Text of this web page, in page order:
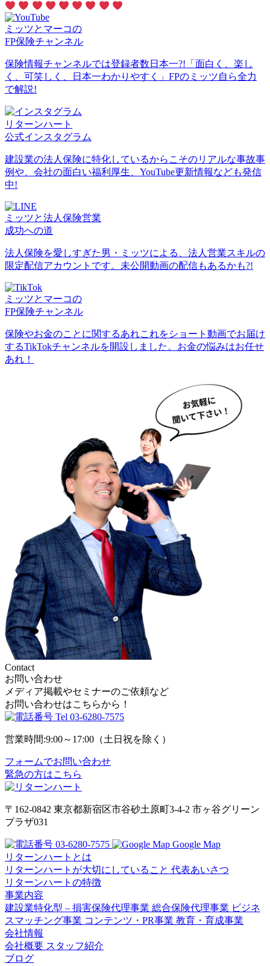
ミッツとマーコの
FP保険チャンネル
保険情報チャンネルでは登録者数日本一?!「面白く、楽し
く、可笑しく、日本一わかりやすく」FPのミッツ自ら全力
で解説!
リターンハート
公式インスタグラム
建設業の法人保険に特化しているからこそのリアルな事故事
例や、会社の面白い福利厚生、YouTube更新情報なども発信
中!
ミッツと法人保険営業
成功への道
法人保険を愛しすぎた男・ミッツによる、法人営業スキルの
限定配信アカウントです。未公開動画の配信もあるかも?!
ミッツとマーコの
FP保険チャンネル
保険やお金のことに関するあれこれをショート動画でお届け
するTikTokチャンネルを開設しました。お金の悩みはお任せ
あれ！
Contact
お問い合わせ
メディア掲載やセミナーのご依頼など
お問い合わせはこちらから！
Tel 03-6280-7575
営業時間:9:00～17:00（土日祝を除く）
フォームでお問い合わせ
緊急の方はこちら
〒162-0842 東京都新宿区市谷砂土原町3-4-2 市ヶ谷グリーン
プラザ031
03-6280-7575
Google Map
リターンハートとは
リターンハートが大切にしていること 代表あいさつ
リターンハートの特徴
事業内容
建設業特化型 – 損害保険代理事業 総合保険代理事業 ビジネ
スマッチング事業 コンテンツ・PR事業 教育・育成事業
会社情報
会社概要 スタッフ紹介
ブログ